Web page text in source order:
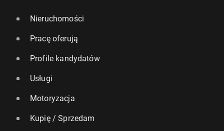
Nieruchomości
Pracę oferują
Profile kandydatów
Usługi
Motoryzacja
Kupię / Sprzedam